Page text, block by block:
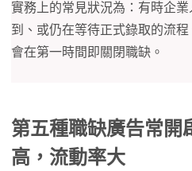
實務上的常見狀況為：有時企
到、或仍在等待正式錄取的流
會在第一時間即關閉職缺。
第五種職缺廣告常開
高，流動率大